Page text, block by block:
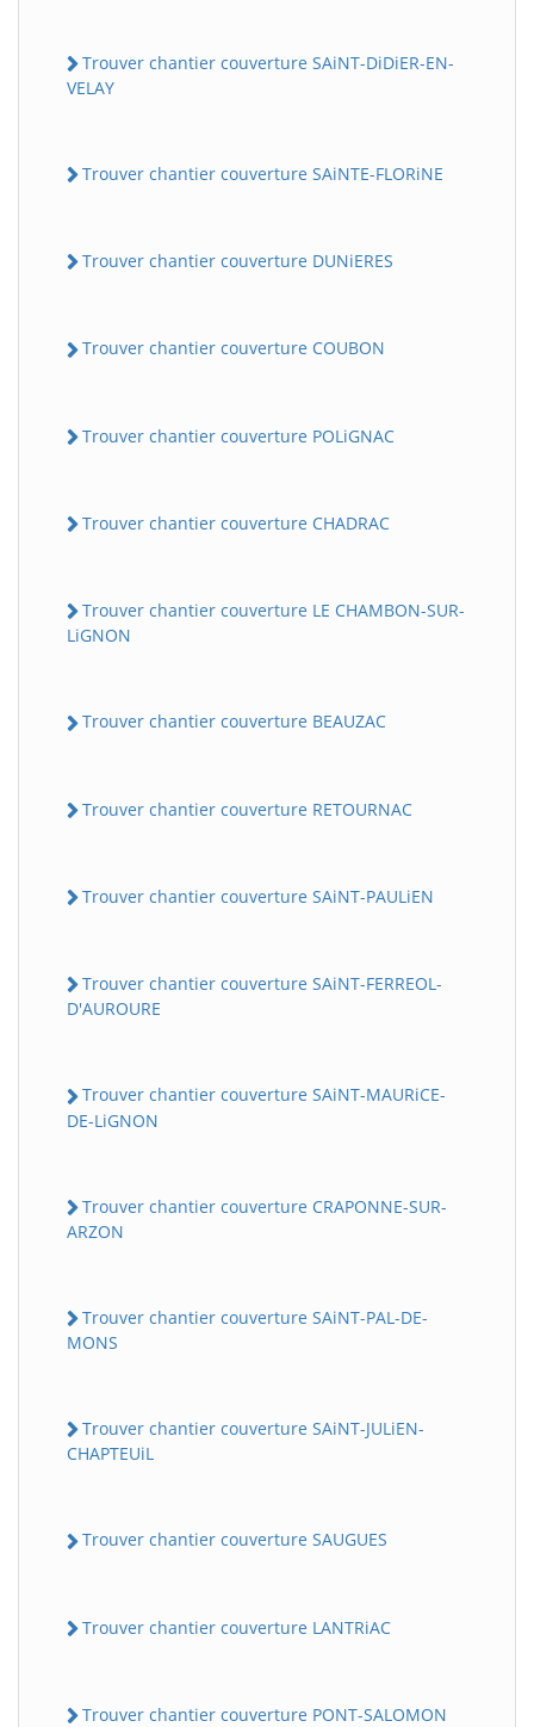
Trouver chantier couverture SAiNT-DiDiER-EN-
VELAY
Trouver chantier couverture SAiNTE-FLORiNE
Trouver chantier couverture DUNiERES
Trouver chantier couverture COUBON
Trouver chantier couverture POLiGNAC
Trouver chantier couverture CHADRAC
Trouver chantier couverture LE CHAMBON-SUR-
LiGNON
Trouver chantier couverture BEAUZAC
Trouver chantier couverture RETOURNAC
Trouver chantier couverture SAiNT-PAULiEN
Trouver chantier couverture SAiNT-FERREOL-
D'AUROURE
Trouver chantier couverture SAiNT-MAURiCE-
DE-LiGNON
Trouver chantier couverture CRAPONNE-SUR-
ARZON
Trouver chantier couverture SAiNT-PAL-DE-
MONS
Trouver chantier couverture SAiNT-JULiEN-
CHAPTEUiL
Trouver chantier couverture SAUGUES
Trouver chantier couverture LANTRiAC
Trouver chantier couverture PONT-SALOMON